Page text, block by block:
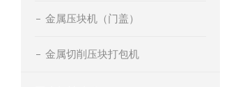
金属压块机（门盖）
金属切削压块打包机